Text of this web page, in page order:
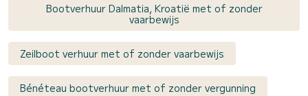
Bootverhuur Dalmatia, Kroatië met of zonder
vaarbewijs
Zeilboot verhuur met of zonder vaarbewijs
Bénéteau bootverhuur met of zonder vergunning